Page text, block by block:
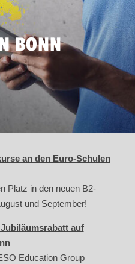
BONN
an den Euro-Schulen
Platz in den neuen B2-
und September!
auf
Education Group